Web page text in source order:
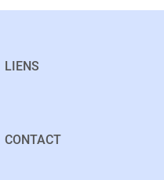
LIENS
CONTACT